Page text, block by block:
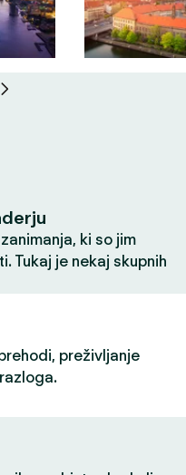
ki so jim
Tukaj je nekaj skupnih
preživljanje